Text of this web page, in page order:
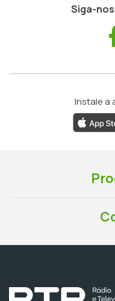
Siga-
Instale a